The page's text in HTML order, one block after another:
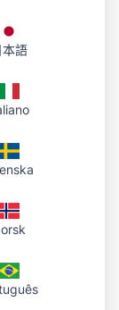
對服務之存
、責任限制與
務即視為接
本語